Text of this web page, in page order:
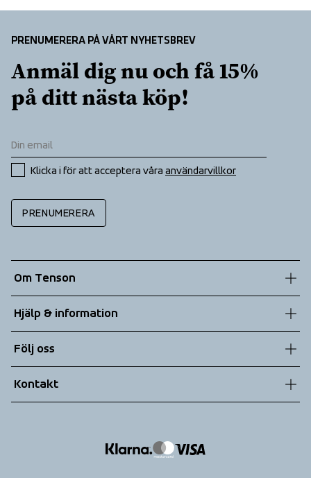
PRENUMERERA PÅ VÅRT NYHETSBREV
Anmäl dig nu och få 15%
på ditt nästa köp!
Klicka i för att acceptera våra användarvillkor
PRENUMERERA
Om Tenson
Hållbarhet
Teknologier
Hjälp & information
Allmänna villkor
Returer
Följ oss
Kontakt